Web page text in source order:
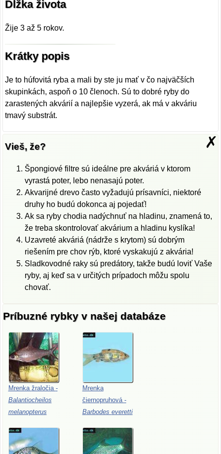
Dĺžka života
Žije 3 až 5 rokov.
Krátky popis
Je to húfovitá ryba a mali by ste ju mať v čo najväčších
skupinkách, aspoň o 10 členoch. Sú to dobré ryby do
zarastených akvárií a najlepšie vyzerá, ak má v akváriu
tmavý substrát.
✗
Vieš, že?
Špongiové filtre sú ideálne pre akváriá v ktorom
vyrastá poter, lebo nenasajú poter.
Akvarijné drevo často vyžadujú prísavníci, niektoré
druhy ho budú dokonca aj pojedať!
Ak sa ryby chodia nadýchnuť na hladinu, znamená to,
že treba skontrolovať akvárium a hladinu kyslíka!
Uzavreté akváriá (nádrže s krytom) sú dobrým
riešením pre chov rýb, ktoré vyskakujú z akvária!
Sladkovodné raky sú predátory, takže budú loviť Vaše
ryby, aj keď sa v určitých prípadoch môžu spolu
chovať.
Príbuzné rybky v našej databáze
Mrenka žraločia -
Balantiocheilos
melanopterus
Mrenka
čiernopruhová -
Barbodes everetti